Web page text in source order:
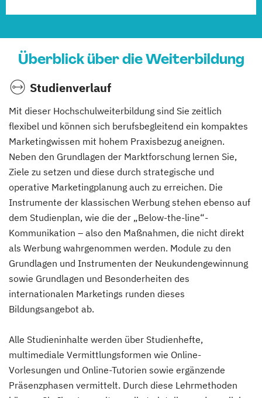
Überblick über die Weiterbildung
Studienverlauf
Mit dieser Hochschulweiterbildung sind Sie zeitlich
flexibel und können sich berufsbegleitend ein kompaktes
Marketingwissen mit hohem Praxisbezug aneignen.
Neben den Grundlagen der Marktforschung lernen Sie,
Ziele zu setzen und diese durch strategische und
operative Marketingplanung auch zu erreichen. Die
Instrumente der klassischen Werbung stehen ebenso auf
dem Studienplan, wie die der „Below-the-line“-
Kommunikation – also den Maßnahmen, die nicht direkt
als Werbung wahrgenommen werden. Module zu den
Grundlagen und Instrumenten der Neukundengewinnung
sowie Grundlagen und Besonderheiten des
internationalen Marketings runden dieses
Bildungsangebot ab.
Alle Studieninhalte werden über Studienhefte,
multimediale Vermittlungsformen wie Online-
Vorlesungen und Online-Tutorien sowie ergänzende
Präsenzphasen vermittelt. Durch diese Lehrmethoden